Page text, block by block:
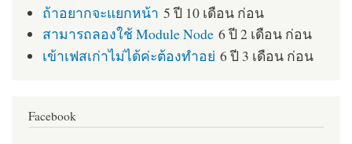
ถ้าอยากจะแยกหน้า 5 ปี 10 เดือน ก่อน
สามารถลองใช้ Module Node 6 ปี 2 เดือน ก่อน
เข้าเฟสเก่าไม่ได้ค่ะต้องทำอย่ 6 ปี 3 เดือน ก่อน
Facebook